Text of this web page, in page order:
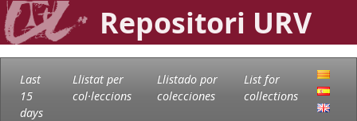
Repositori URV
Last
15
days
Llistat per
col·leccions
Llistado por
colecciones
List for
collections